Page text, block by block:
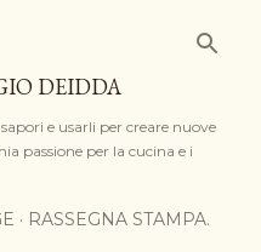
DEIDDA
e usarli per creare nuove
passione per la cucina e i
RASSEGNA STAMPA.